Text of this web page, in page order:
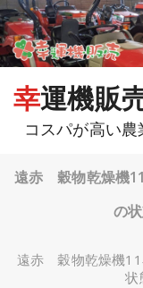
コ
ン
テ
ン
幸運機
コスパが高い
遠赤 穀物乾燥機
の
遠赤 穀物乾燥機
状